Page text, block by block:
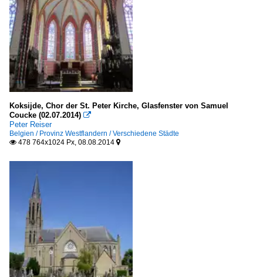
Koksijde, Chor der St. Peter Kirche, Glasfenster von Samuel
Coucke (02.07.2014) 
Peter Reiser
Belgien / Provinz Westflandern / Verschiedene Städte
 478 764x1024 Px, 08.08.2014 